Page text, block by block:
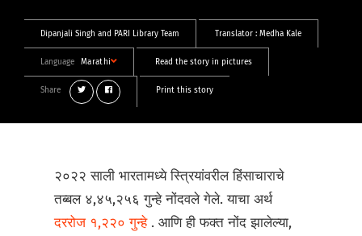
Dipanjali Singh and PARI Library Team Translator : Medha Kale
Language Marathi Read the story in pictures
Share Print this story
२०२२ साली भारतामध्ये स्त्रियांवरील हिंसाचाराचे
तब्बल ४,४५,२५६ गुन्हे नोंदवले गेले. याचा अर्थ
दररोज १,२२० गुन्हे . आणि ही फक्त नोंद झालेल्या,